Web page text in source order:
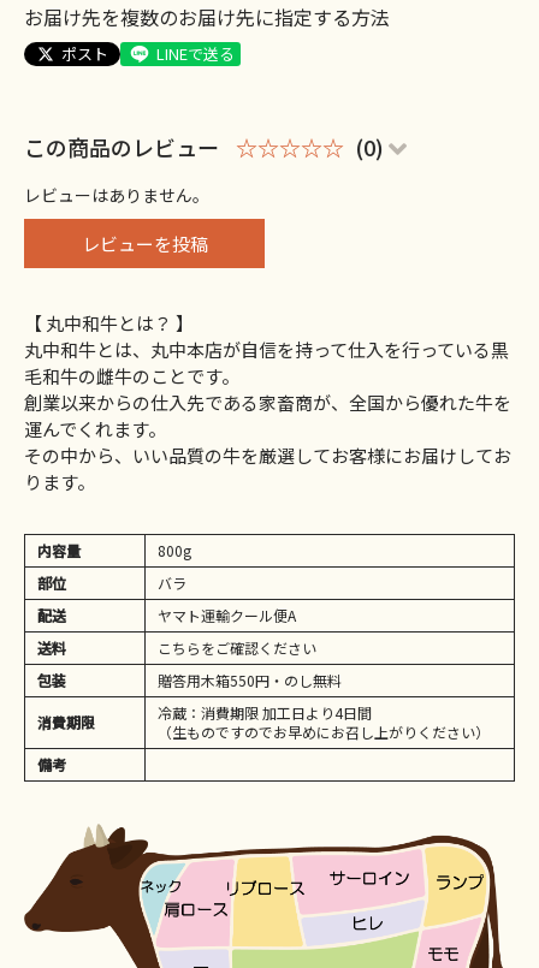
お届け先を複数のお届け先に指定する方法
ポスト LINEで送る
この商品のレビュー ☆☆☆☆☆ (0)
レビューはありません。
レビューを投稿
【 丸中和牛とは？ 】
丸中和牛とは、丸中本店が自信を持って仕入を行っている黒
毛和牛の雌牛のことです。
創業以来からの仕入先である家畜商が、全国から優れた牛を
運んでくれます。
その中から、いい品質の牛を厳選してお客様にお届けしてお
ります。
内容量
800g
部位
バラ
配送
ヤマト運輸クール便A
送料
こちらをご確認ください
包装
贈答用木箱550円・のし無料
消費期限
冷蔵：消費期限 加工日より4日間
（生ものですのでお早めにお召し上がりください）
備考